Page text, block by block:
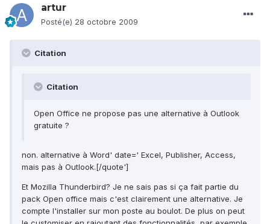
artur
Posté(e) 28 octobre 2009
Citation
Citation
Open Office ne propose pas une alternative à Outlook
gratuite ?
non. alternative à Word' date=' Excel, Publisher, Access,
mais pas à Outlook.[/quote']
Et Mozilla Thunderbird? Je ne sais pas si ça fait partie du
pack Open office mais c'est clairement une alternative. Je
compte l'installer sur mon poste au boulot. De plus on peut